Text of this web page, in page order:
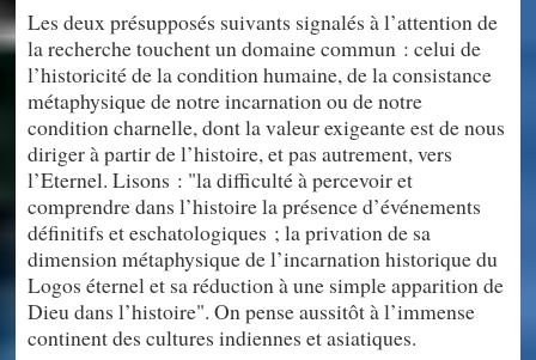
Les deux présupposés suivants signalés à l’attention de
la recherche touchent un domaine commun : celui de
l’historicité de la condition humaine, de la consistance
métaphysique de notre incarnation ou de notre
condition charnelle, dont la valeur exigeante est de nous
diriger à partir de l’histoire, et pas autrement, vers
l’Eternel. Lisons : "la difficulté à percevoir et
comprendre dans l’histoire la présence d’événements
définitifs et eschatologiques ; la privation de sa
dimension métaphysique de l’incarnation historique du
Logos éternel et sa réduction à une simple apparition de
Dieu dans l’histoire". On pense aussitôt à l’immense
continent des cultures indiennes et asiatiques.